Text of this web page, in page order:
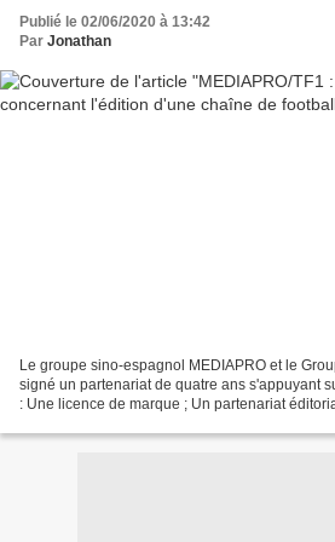
Publié le 02/06/2020 à 13:42
Par Jonathan
Le groupe sino-espagnol MEDIAPRO et le
signé un partenariat de quatre ans s'appuyant
: Une licence de marque ; Un partenariat